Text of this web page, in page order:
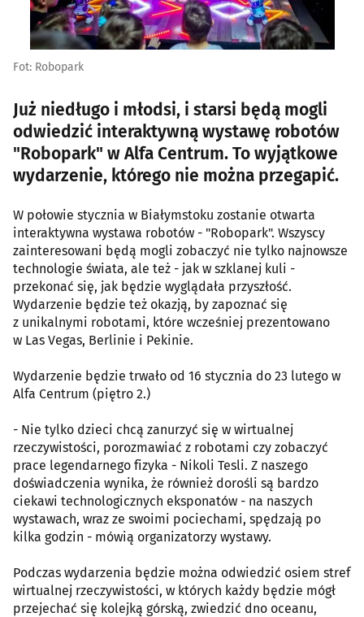
Fot: Robopark
Już niedługo i młodsi, i starsi będą mogli
odwiedzić interaktywną wystawę robotów
"Robopark" w Alfa Centrum. To wyjątkowe
wydarzenie, którego nie można przegapić.
W połowie stycznia w Białymstoku zostanie otwarta
interaktywna wystawa robotów - "Robopark". Wszyscy
zainteresowani będą mogli zobaczyć nie tylko najnowsze
technologie świata, ale też - jak w szklanej kuli -
przekonać się, jak będzie wyglądała przyszłość.
Wydarzenie będzie też okazją, by zapoznać się
z unikalnymi robotami, które wcześniej prezentowano
w Las Vegas, Berlinie i Pekinie.
Wydarzenie będzie trwało od 16 stycznia do 23 lutego w
Alfa Centrum (piętro 2.)
- Nie tylko dzieci chcą zanurzyć się w wirtualnej
rzeczywistości, porozmawiać z robotami czy zobaczyć
prace legendarnego fizyka - Nikoli Tesli. Z naszego
doświadczenia wynika, że również dorośli są bardzo
ciekawi technologicznych eksponatów - na naszych
wystawach, wraz ze swoimi pociechami, spędzają po
kilka godzin - mówią organizatorzy wystawy.
Podczas wydarzenia będzie można odwiedzić osiem stref
wirtualnej rzeczywistości, w których każdy będzie mógł
przejechać się kolejką górską, zwiedzić dno oceanu,